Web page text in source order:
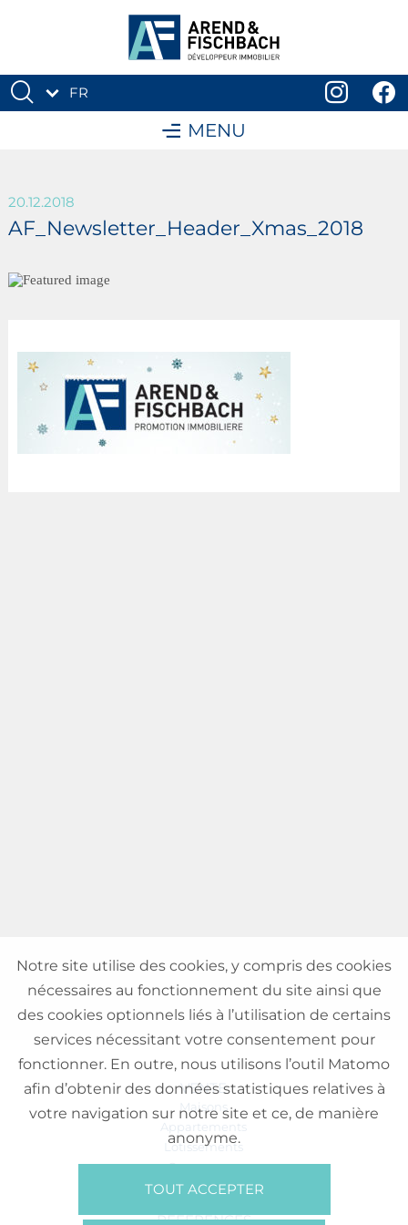
FR
MENU
20.12.2018
AF_Newsletter_Header_Xmas_2018
VENTE
Maisons
Appartements
Lotissements
Commerces
Bureaux
RÉFÉRENCES
Notre site utilise des cookies, y compris des cookies
nécessaires au fonctionnement du site ainsi que
des cookies optionnels liés à l’utilisation de certains
services nécessitant votre consentement pour
fonctionner. En outre, nous utilisons l’outil Matomo
afin d’obtenir des données statistiques relatives à
votre navigation sur notre site et ce, de manière
anonyme.
TOUT ACCEPTER